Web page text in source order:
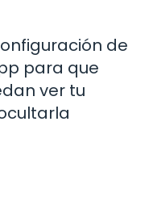
de
para que
ver tu